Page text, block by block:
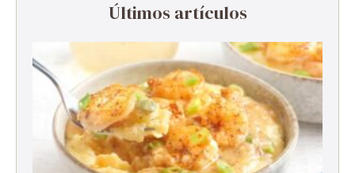
Últimos artículos